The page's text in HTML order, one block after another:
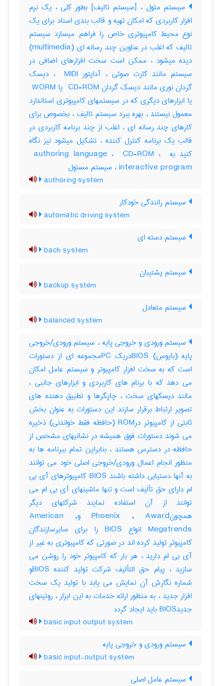
سیستم مئول ، [سیستم تالیف] بطور کلی ، یک نرم
افزار کاربردی که امکان تهیه و قالب بندی اسناد برای یک
نوع محیط کامپیوتری خاص را فراهم میسازد سیستم
تالیف که اغلب در عناوین چند رسانه ای (‎multimedia)
دیده میشود ، ممکن است سخت افزارهای اضافی در
سیستم مانند کارت صوتی ، آداپتور ‎ MIDI ، دیسک
گردان نوری مانند دیسک گردان ‎ CD-ROM یا ‎ WORM
یا ابزارهای دیگری که در سیستمهای کامپیوتری استاندارد
معمول نیستند ، بهره ببرد سیستم تالیف ، بخصوص برای
کارهای چند رسانه ای ، اغلب از چند برنامه کاربردی در
قالب یک برنامه کنترل کننده ، تشکیل میشود نیز نگاه
کنید به ‎ authoring language ، ‎ CD-ROM ، ‎
interactive program ، سیستم مسئول
authoring system
سیستم رانندگی خودکار
automatic driving system
سیستم دسته ای
bach system
سیستم پشتیبان
backup system
سیستم متعادل
balanced system
سیستم ورودی و خروجی پایه ، سیستم ورودی/خروجی
پایه (بایوس) BIOSدریک PCمجموعه ای از دستورات
است که به سخت افزار کامپیوتر و سیستم عامل امکان
می دهد که با برنام های کاربردی و ابزارهای جانبی ،
مانند دیسکهای سخت ، چاپگرها و تطبیق دهنده های
تصویر ارتباط برقرار سازند این دستورات به عنوان بخش
ثابتی از کامپیوتر درROM (حافظه فقط خواندنی) ذخیره
می شوند دستورات فوق همیشه در نشانیهای مشخص از
حافظه در دسترس هستند ، بنابراین تمام ببرنامه ها به
منظور انجام اعمال ورودی/خروجی اصلی خود می توانند
به آنها دستیابی داشته باشند BIOS کامپیوترهای آی بی
ام دارای حق تألیف است و تنها ماشینهای آی بی ام می
توانند از آن استفاده نمایند شرکتهای دیگر
همچونPhoenix , Award وAmerican ,
Megatrends انواع BIOS را برای سایرسازندگان
کامپیوتر تولید کرده اند در صورتی که کامپیوتری به غیر از
آی بی ام دارید ، هر بار که کامپیوتر خود را روشن می
سازید ، پیام حق التألیف شرکت تولید کننده BIOSو
شماره نگارش آن نمایش می یابد با تولید یک سخت
افزار جدید ، به منظور ارائه خدمات به این ابزار ، روتینهای
جدیدBIOS باید ایجاد گردد
basic input output system
سیستم ورودی و خروجی پایه
basic input-output system
سیستم عامل اصلی